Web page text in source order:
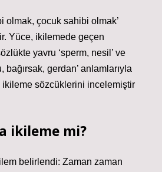
olmak, çocuk sahibi olmak’
Yüce, ikilemede geçen
yavru ‘sperm, nesil’ ve
bağırsak, gerdan’ anlamlarıyla
sözcüklerini incelemiştir
ikileme mi?
belirlendi: Zaman zaman